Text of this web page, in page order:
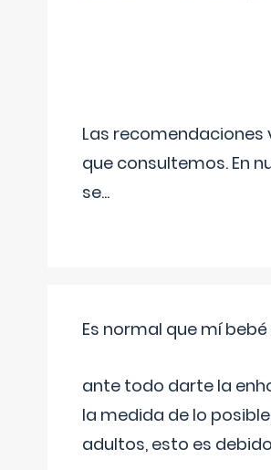
Las
que consultemos. En
se...
Es normal que mí
ante todo darte la
la medida de lo
adultos, esto es